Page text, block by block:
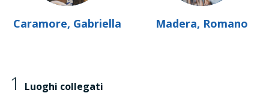
Caramore, Gabriella Madera, Romano
1 Luoghi collegati